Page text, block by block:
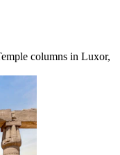
columns in Luxor,